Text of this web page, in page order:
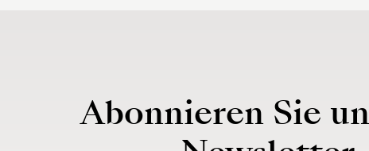
Abonnieren Sie